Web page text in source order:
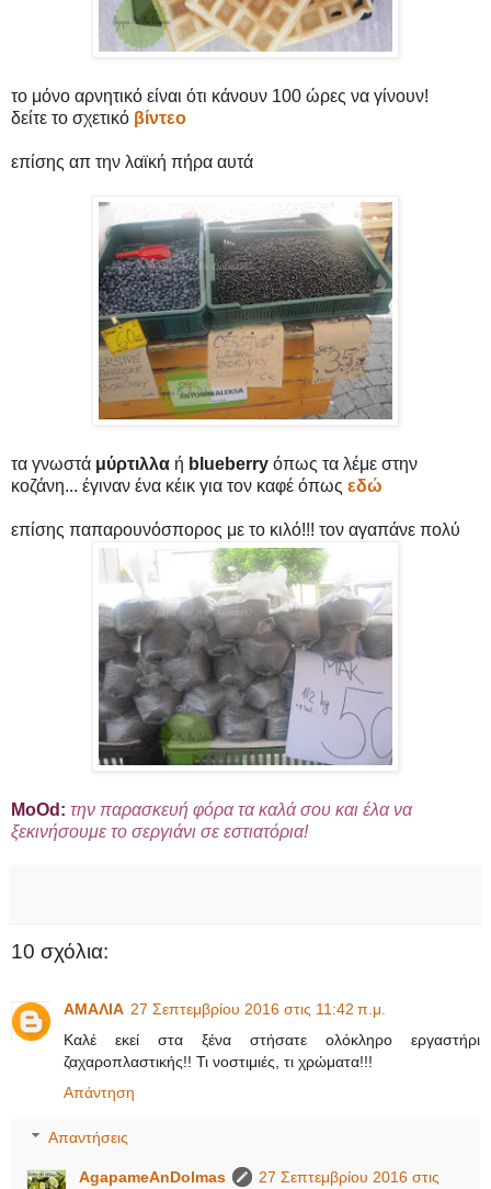
το μόνο αρνητικό είναι ότι κάνουν 100 ώρες να γίνουν!
δείτε το σχετικό βίντεο
επίσης απ την λαϊκή πήρα αυτά
τα γνωστά μύρτιλλα ή blueberry όπως τα λέμε στην
κοζάνη... έγιναν ένα κέικ για τον καφέ όπως εδώ
επίσης παπαρουνόσπορος με το κιλό!!! τον αγαπάνε πολύ
ΜοΟd: την παρασκευή φόρα τα καλά σου και έλα να
ξεκινήσουμε το σεργιάνι σε εστιατόρια!
10 σχόλια:
ΑΜΑΛΙΑ 27 Σεπτεμβρίου 2016 στις 11:42 π.μ.
Καλέ εκεί στα ξένα στήσατε ολόκληρο εργαστήρι
ζαχαροπλαστικής!! Τι νοστιμιές, τι χρώματα!!!
Απάντηση
Απαντήσεις
AgapameAnDolmas
27 Σεπτεμβρίου 2016 στις